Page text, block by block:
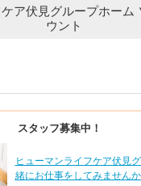
ア伏見グループホーム
ウント
スタッフ募集中！
ヒューマンライフケア伏見
緒にお仕事をしてみませんか